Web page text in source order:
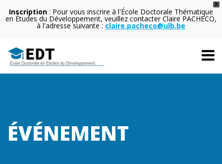
X
Inscription : Pour vous inscrire à l'École Doctorale Thématique
en Études du Développement, veuillez contacter Claire PACHECO,
à l'adresse suivante : claire.pacheco@ulb.be
ÉVÉNEMENT